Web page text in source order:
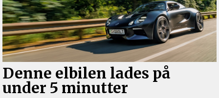
Denne elbilen lades på
under 5 minutter